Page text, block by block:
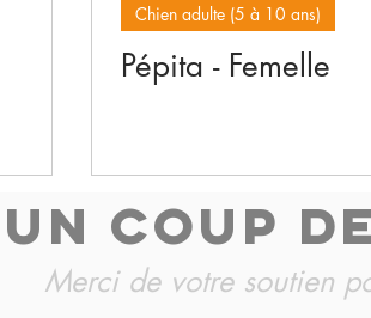
Chien adulte (5 à 10 ans)
Pépita - Femelle
UN COUP
Merci de votre soutien